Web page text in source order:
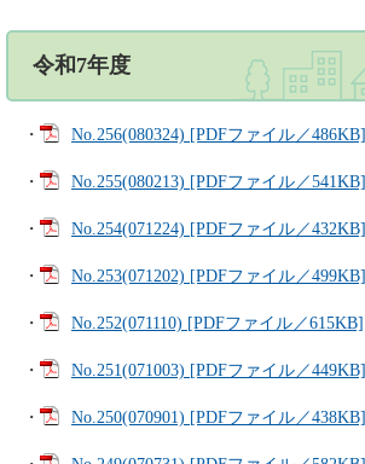
令和7年度
・ No.256(080324) [PDFファイル／486KB]
・ No.255(080213) [PDFファイル／541KB]
・ No.254(071224) [PDFファイル／432KB]
・ No.253(071202) [PDFファイル／499KB]
・ No.252(071110) [PDFファイル／615KB]
・ No.251(071003) [PDFファイル／449KB]
・ No.250(070901) [PDFファイル／438KB]